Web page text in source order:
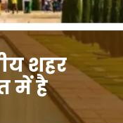
शहर
आगरा में स्थित में है